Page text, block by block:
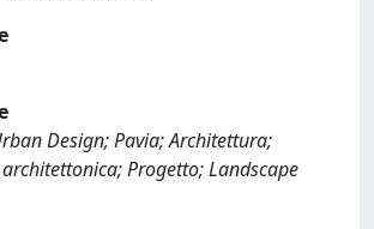
Design; Pavia; Architettura;
Progetto; Landscape